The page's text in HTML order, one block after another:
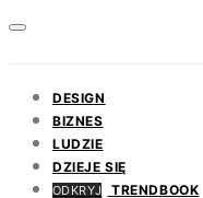
DESIGN
BIZNES
LUDZIE
DZIEJE SIĘ
ODKRYJ
TRENDBOOK